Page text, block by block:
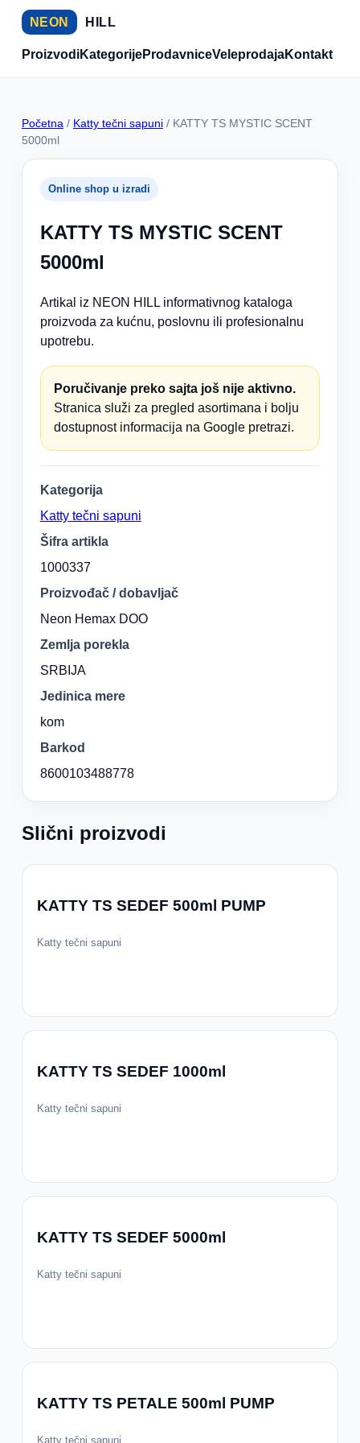
NEON HILL
ProizvodiKategorijeProdavniceVeleprodajaKontakt
Početna / Katty tečni sapuni/ KATTY TS MYSTIC SCENT
5000ml
Online shop u izradi
KATTY TS MYSTIC SCENT
5000ml
Artikal iz NEON HILL informativnog kataloga
proizvoda za kućnu, poslovnu ili profesionalnu
upotrebu.
Poručivanje preko sajta još nije aktivno.
Stranica služi za pregled asortimana i bolju
dostupnost informacija na Google pretrazi.
Kategorija
Katty tečni sapuni
Šifra artikla
1000337
Proizvođač / dobavljač
Neon Hemax DOO
Zemlja porekla
SRBIJA
Jedinica mere
kom
Barkod
8600103488778
Slični proizvodi
KATTY TS SEDEF 500ml PUMP
Katty tečni sapuni
KATTY TS SEDEF 1000ml
Katty tečni sapuni
KATTY TS SEDEF 5000ml
Katty tečni sapuni
KATTY TS PETALE 500ml PUMP
Katty tečni sapuni